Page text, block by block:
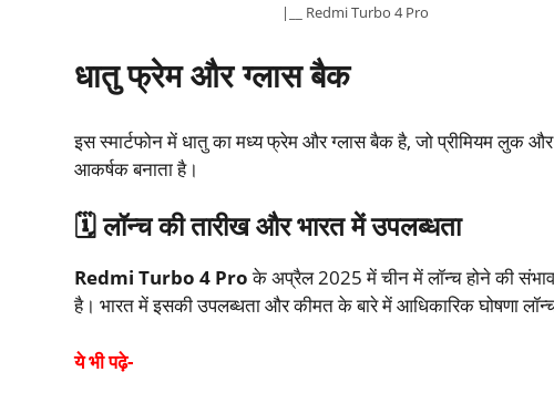
|__ Redmi Turbo 4 Pro
धातु फ्रेम और ग्लास बैक
इस स्मार्टफोन में धातु का मध्य फ्रेम और ग्लास बैक है, जो प्रीमियम लुक
आकर्षक बनाता है। ​
🗓️लॉन्च की तारीख और भारत में उपलब्धता
Redmi Turbo 4 Proके अप्रैल 2025 में चीन में लॉन्च होने की
है। भारत में इसकी उपलब्धता और कीमत के बारे में आधिकारिक घोषणा
ये भी पढ़े-